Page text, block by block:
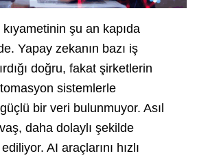
şu an kapıda
Yapay zekanın bazı iş
doğru, fakat şirketlerin
sistemlerle
bir veri bulunmuyor. Asıl
daha dolaylı şekilde
AI araçlarını hızlı